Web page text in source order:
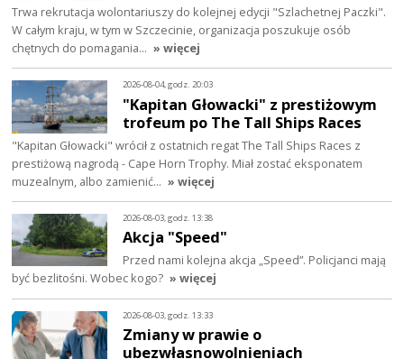
Trwa rekrutacja wolontariuszy do kolejnej edycji "Szlachetnej Paczki".
W całym kraju, w tym w Szczecinie, organizacja poszukuje osób
chętnych do pomagania… » więcej
2026-08-04, godz. 20:03
"Kapitan Głowacki" z prestiżowym
trofeum po The Tall Ships Races
"Kapitan Głowacki" wrócił z ostatnich regat The Tall Ships Races z
prestiżową nagrodą - Cape Horn Trophy. Miał zostać eksponatem
muzealnym, albo zamienić… » więcej
2026-08-03, godz. 13:38
Akcja "Speed"
Przed nami kolejna akcja „Speed”. Policjanci mają
być bezlitośni. Wobec kogo? » więcej
2026-08-03, godz. 13:33
Zmiany w prawie o
ubezwłasnowolnieniach